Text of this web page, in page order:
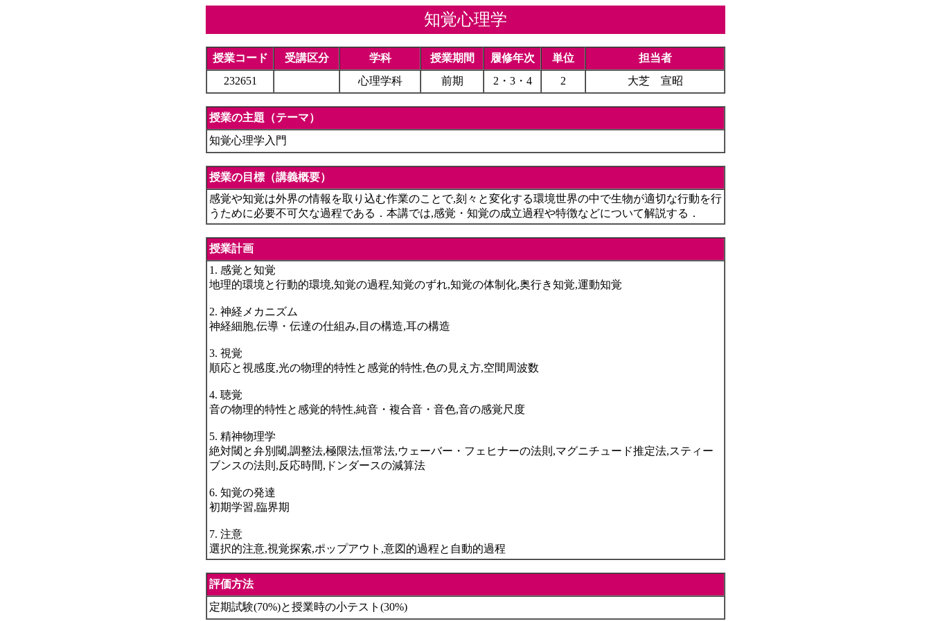
知覚心理学
授業コード 受講区分 学科 授業期間 履修年次 単位
担当者
232651
心理学科 前期 2・3・4 2 大芝 宣昭
授業の主題（テーマ）
知覚心理学入門
授業の目標（講義概要）
感覚や知覚は外界の情報を取り込む作業のことで,刻々と変化する環境世界の中で生物が適切な行動を行
うために必要不可欠な過程である．本講では,感覚・知覚の成立過程や特徴などについて解説する．
授業計画
1. 感覚と知覚
地理的環境と行動的環境,知覚の過程,知覚のずれ,知覚の体制化,奥行き知覚,運動知覚
2. 神経メカニズム
神経細胞,伝導・伝達の仕組み,目の構造,耳の構造
3. 視覚
順応と視感度,光の物理的特性と感覚的特性,色の見え方,空間周波数
4. 聴覚
音の物理的特性と感覚的特性,純音・複合音・音色,音の感覚尺度
5. 精神物理学
絶対閾と弁別閾,調整法,極限法,恒常法,ウェーバー・フェヒナーの法則,マグニチュード推定法,スティー
ブンスの法則,反応時間,ドンダースの減算法
6. 知覚の発達
初期学習,臨界期
7. 注意
選択的注意,視覚探索,ポップアウト,意図的過程と自動的過程
評価方法
定期試験(70%)と授業時の小テスト(30%)